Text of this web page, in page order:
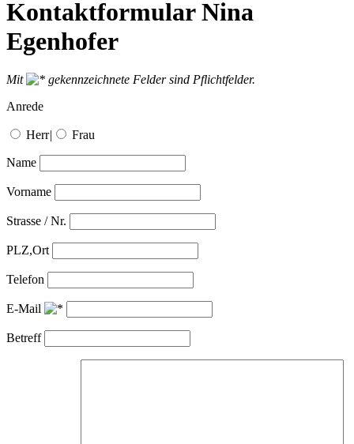
Kontaktformular Nina
Egenhofer
Mit
gekennzeichnete Felder sind Pflichtfelder.
Anrede
Herr| Frau
Name
Vorname
Strasse / Nr.
PLZ,Ort
Telefon
E-Mail
Betreff